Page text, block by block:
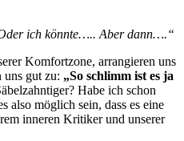
ich könnte….. Aber dann….“
Komfortzone, arrangieren uns
uns gut zu: „So schlimm ist es ja
Habe ich schon
also möglich sein, dass es eine
inneren Kritiker und unserer